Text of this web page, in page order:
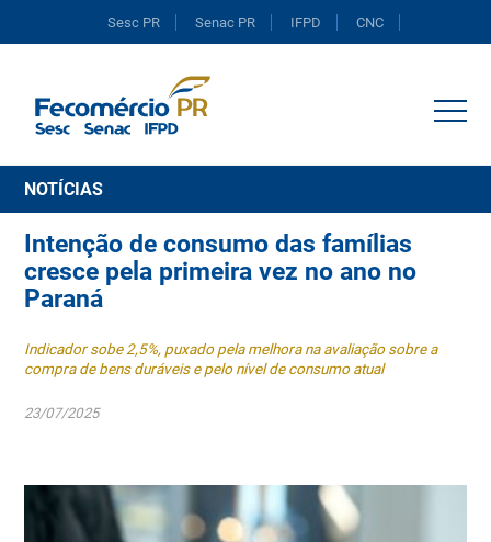
Sesc PR Senac PR IFPD CNC
NOTÍCIAS
Intenção de consumo das famílias
cresce pela primeira vez no ano no
Paraná
Indicador sobe 2,5%, puxado pela melhora na avaliação sobre a
compra de bens duráveis e pelo nível de consumo atual
23/07/2025